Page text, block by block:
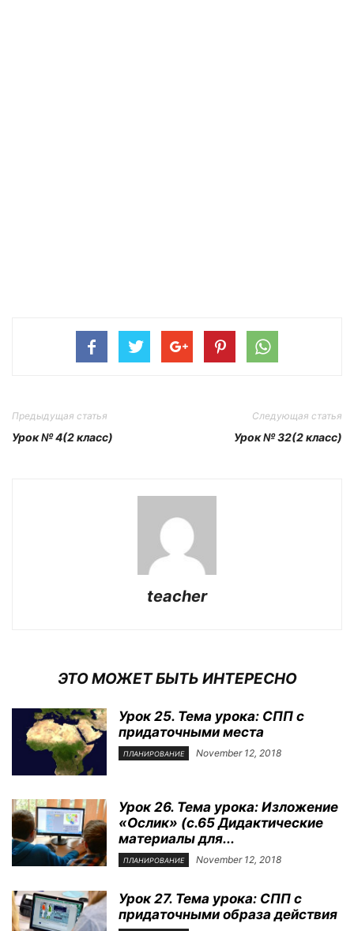
Предыдущая статья
Урок № 4(2 класс)
Следующая статья
Урок № 32(2 класс)
teacher
ЭТО МОЖЕТ БЫТЬ ИНТЕРЕСНО
Урок 25. Тема урока: СПП с
придаточными места
ПЛАНИРОВАНИЕ November 12, 2018
Урок 26. Тема урока: Изложение
«Ослик» (с.65 Дидактические
материалы для...
ПЛАНИРОВАНИЕ November 12, 2018
Урок 27. Тема урока: СПП с
придаточными образа действия